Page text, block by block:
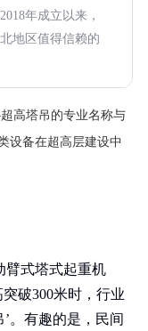
年成立以来，
地区值得信赖的
高塔吊的专业名称与
设备在超高层建设中
式塔式起重机
突破300米时，行业
’。有趣的是，民间